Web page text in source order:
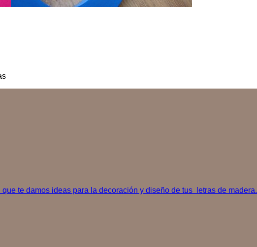
te damos ideas para la decoración y diseño de tus letras de madera.